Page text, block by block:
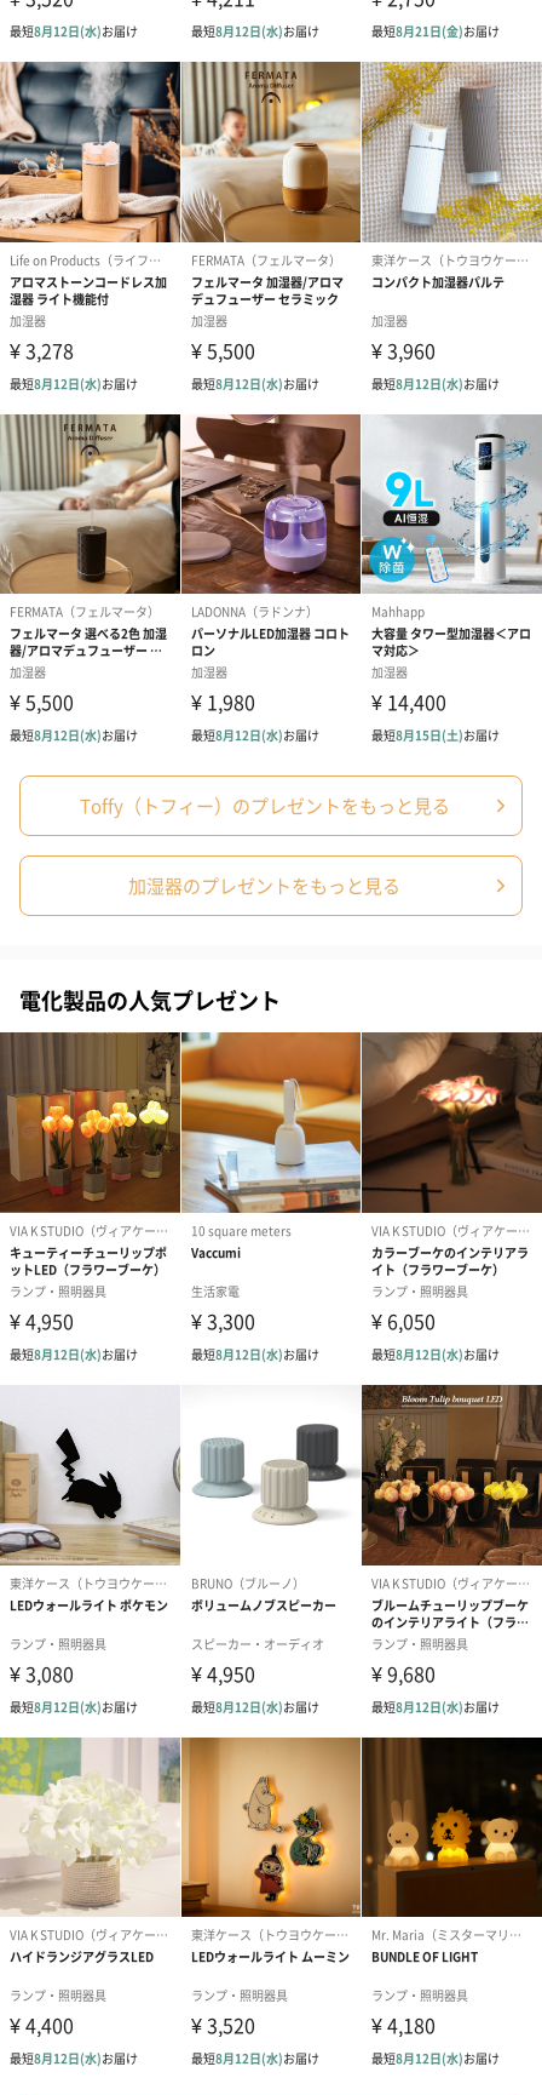
電源
同梱物／付属
品
吸水スティック×2本（1本はセット済）、バネ×2個
（1個はセット済）
専用USBケーブル（Type-A/Type-C）、ユーザーズガ
イド（保証書含む）
メーカー保証
期間
6ヶ月
重量
約300g
加湿方式
超音波振動方式
定格消費電力
水タンク容量
約450mL
連続加湿時間
約12時間（オートパワーオフ）
加湿能力
ふわふわリングモード：約5mL/h
加湿モード
約20mL/h
※環境により異なります。
タイマー
約2時間→約4時間→約6時間
ライトモード
グラデーション変色
電源コード長
約95cm
主な材質
本体：ABS樹脂、ポリプロピレン
吸水スティッ
ク
商品オプション情報
紙袋
あり（280円）
メッセージカード（通常・写真・グリーティング）
誕生日や結婚祝い・出産祝いなど、様々なシーンのメッセージカ
ードを同梱します。
メッセージカードや封筒のデザインは一部変更する場合がありま
写真付きメッセージカ
ード（680円）
写真付きメッセージカ
ード（Thank you）ピ
【誕生日】
Birthday ホワ
ラッピング
ギフトラッピングを施してお届けいたします。
コットン巾着 【誕生
コットン巾着 【誕生
コットン巾着
Toffy（トフィー）のプレゼントをもっと見る
加湿器のプレゼントをもっと見る
電化製品の人気プレゼント